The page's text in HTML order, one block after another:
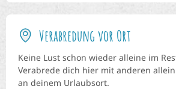
Verabredung vor Ort
Keine Lust schon wieder alleine im
Verabrede dich hier mit anderen
an deinem Urlaubsort.